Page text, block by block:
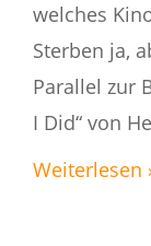
welches
Sterben ja,
Parallel zur
I Did“ von
Weiterlesen